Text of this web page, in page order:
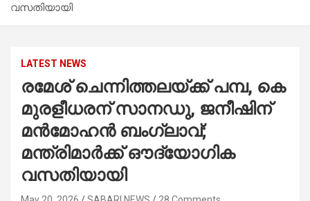
വസതിയായി
LATEST NEWS
രമേശ് ചെന്നിത്തലയ്ക്ക് പമ്പ, കെ
മുരളീധരന് സാനഡു, ജനീഷിന്
മൻമോഹൻ ബംഗ്ലാവ്;
മന്ത്രിമാർക്ക് ഔദ്യോഗിക
വസതിയായി